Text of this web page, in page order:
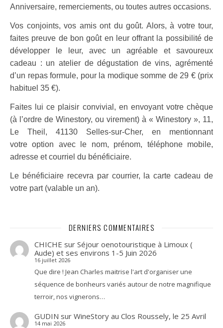
Anniversaire, remerciements, ou toutes autres occasions.
Vos conjoints, vos amis ont du goût. Alors, à votre tour,
faites preuve de bon goût en leur offrant la possibilité de
développer le leur, avec un agréable et savoureux
cadeau : un atelier de dégustation de vins, agrémenté
d’un repas formule, pour la modique somme de 29 € (prix
habituel 35 €).
Faites lui ce plaisir convivial, en envoyant votre chèque
(à
l’ordre de Winestory, ou virement) à « Winestory », 11,
Le Theil, 41130 Selles-sur-Cher, en mentionnant
votreoption avec le nom, prénom, téléphone mobile,
adresse et courriel du bénéficiaire.
Le bénéficiaire recevra par courrier, la carte cadeau de
votre part(valable un an).
DERNIERS COMMENTAIRES
CHICHE sur Séjour oenotouristique à Limoux (
Aude) et ses environs 1-5 Juin 2026
16 juillet 2026
Que dire ! Jean Charles maitrise l'art d'organiser une
séquence de bonheurs variés autour de notre magnifique
terroir, nos vignerons…
GUDIN sur WineStory au Clos Roussely, le 25 Avril
14 mai 2026